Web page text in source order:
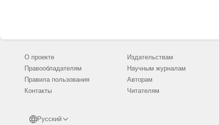
О проекте
Правообладателям
Правила пользования
Контакты
Русский
Издательствам
Научным журналам
Авторам
Читателям